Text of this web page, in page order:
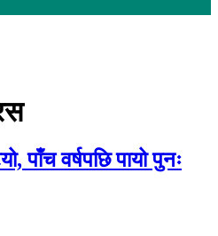
पाँच वर्षपछि पायो पुनः